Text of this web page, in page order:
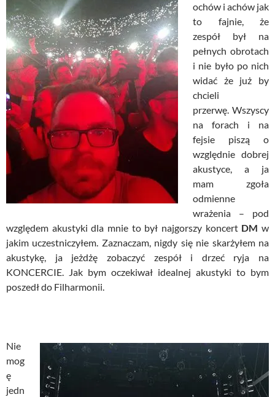
ochów i achów jak
to fajnie, że
zespół był na
pełnych obrotach
i nie było po nich
widać że już by
chcieli
przerwę. Wszyscy
na forach i na
fejsie piszą o
względnie dobrej
akustyce, a ja
mam zgoła
odmienne
wrażenia – pod
względem akustyki dla mnie to był najgorszy koncert DM w
jakim uczestniczyłem. Zaznaczam, nigdy się nie skarżyłem na
akustykę, ja jeżdżę zobaczyć zespół i drzeć ryja na
KONCERCIE. Jak bym oczekiwał idealnej akustyki to bym
poszedł do Filharmonii.
Nie
mog
ę
jedn